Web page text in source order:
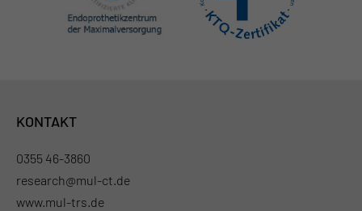
KONTAKT
0355 46-3860
research@mul-ct.de
www.mul-trs.de